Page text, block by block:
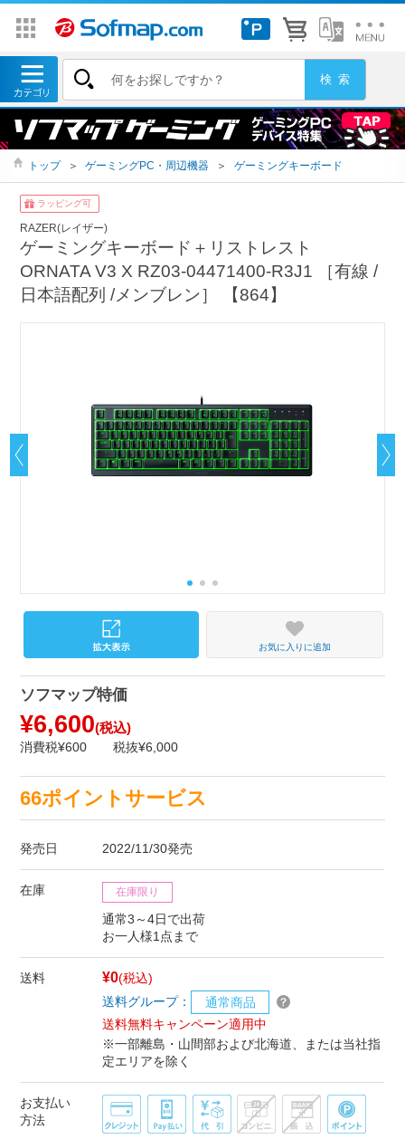
トップ ＞ ゲーミングPC・周辺機器 ＞ ゲーミングキーボード
ラッピング可
RAZER(レイザー)
ゲーミングキーボード＋リストレスト
ORNATA V3 X RZ03-04471400-R3J1 ［有線 /
日本語配列 /メンブレン］ 【864】
お気に入りに追加
ソフマップ特価
¥6,600(税込)
消費税¥600 税抜¥6,000
66ポイントサービス
発売日 2022/11/30発売
在庫 在庫限り
通常3～4日で出荷
お一人様1点まで
送料 ¥0(税込)
送料グループ：
通常商品
送料無料キャンペーン適用中
※一部離島・山間部および北海道、または当社指
定エリアを除く
お支払い
方法